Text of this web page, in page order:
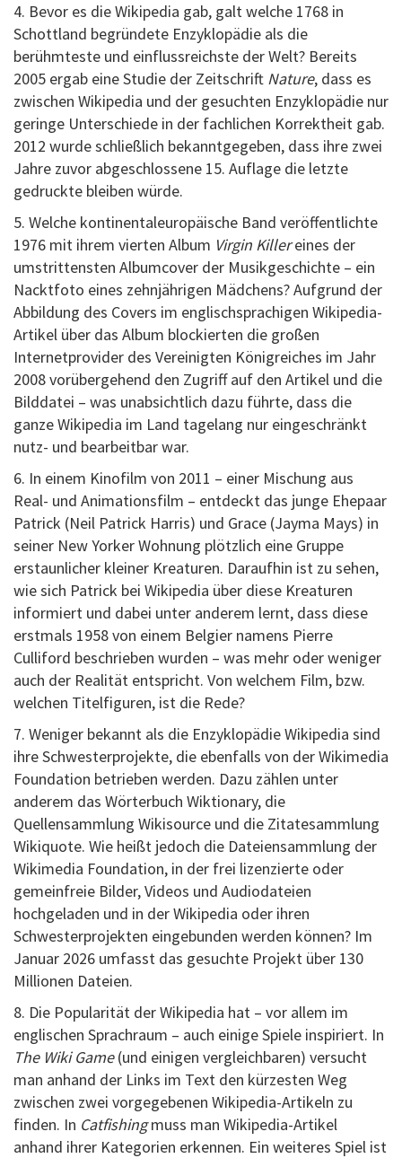
4. Bevor es die Wikipedia gab, galt welche 1768 in
Schottland begründete Enzyklopädie als die
berühmteste und einflussreichste der Welt? Bereits
2005 ergab eine Studie der Zeitschrift Nature, dass es
zwischen Wikipedia und der gesuchten Enzyklopädie nur
geringe Unterschiede in der fachlichen Korrektheit gab.
2012 wurde schließlich bekanntgegeben, dass ihre zwei
Jahre zuvor abgeschlossene 15. Auflage die letzte
gedruckte bleiben würde.
5. Welche kontinentaleuropäische Band veröffentlichte
1976 mit ihrem vierten Album Virgin Killereines der
umstrittensten Albumcover der Musikgeschichte – ein
Nacktfoto eines zehnjährigen Mädchens? Aufgrund der
Abbildung des Covers im englischsprachigen Wikipedia-
Artikel über das Album blockierten die großen
Internetprovider des Vereinigten Königreiches im Jahr
2008 vorübergehend den Zugriff auf den Artikel und die
Bilddatei – was unabsichtlich dazu führte, dass die
ganze Wikipedia im Land tagelang nur eingeschränkt
nutz- und bearbeitbar war.
6. In einem Kinofilm von 2011 – einer Mischung aus
Real- und Animationsfilm – entdeckt das junge Ehepaar
Patrick (Neil Patrick Harris) und Grace (Jayma Mays) in
seiner New Yorker Wohnung plötzlich eine Gruppe
erstaunlicher kleiner Kreaturen. Daraufhin ist zu sehen,
wie sich Patrick bei Wikipedia über diese Kreaturen
informiert und dabei unter anderem lernt, dass diese
erstmals 1958 von einem Belgier namens Pierre
Culliford beschrieben wurden – was mehr oder weniger
auch der Realität entspricht. Von welchem Film, bzw.
welchen Titelfiguren, ist die Rede?
7. Weniger bekannt als die Enzyklopädie Wikipedia sind
ihre Schwesterprojekte, die ebenfalls von der Wikimedia
Foundation betrieben werden. Dazu zählen unter
anderem das Wörterbuch Wiktionary, die
Quellensammlung Wikisource und die Zitatesammlung
Wikiquote. Wie heißt jedoch die Dateiensammlung der
Wikimedia Foundation, in der frei lizenzierte oder
gemeinfreie Bilder, Videos und Audiodateien
hochgeladen und in der Wikipedia oder ihren
Schwesterprojekten eingebunden werden können? Im
Januar 2026 umfasst das gesuchte Projekt über 130
Millionen Dateien.
8. Die Popularität der Wikipedia hat – vor allem im
englischen Sprachraum – auch einige Spiele inspiriert. In
The Wiki Game(und einigen vergleichbaren) versucht
man anhand der Links im Text den kürzesten Weg
zwischen zwei vorgegebenen Wikipedia-Artikeln zu
finden. In Catfishingmuss man Wikipedia-Artikel
anhand ihrer Kategorien erkennen. Ein weiteres Spiel ist